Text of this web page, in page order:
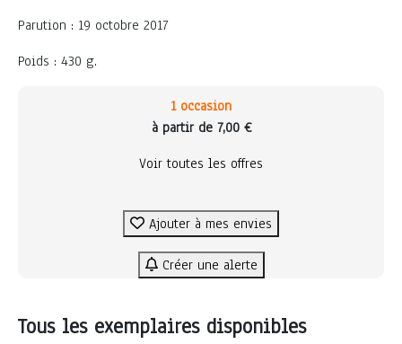
Parution : 19 octobre 2017
Poids : 430 g.
1 occasion
à partir de 7,00 €
Voir toutes les offres
Ajouter à mes envies
Créer une alerte
Tous les exemplaires disponibles